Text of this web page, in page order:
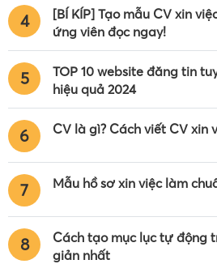
4
[BÍ KÍP] Tạo mẫu CV xin
ứng viên đọc ngay!
5
TOP 10 website đăng tin
hiệu quả 2024
6 CV là gì? Cách viết CV xin
7 Mẫu hồ sơ xin việc làm
8
Cách tạo mục lục tự động
giản nhất